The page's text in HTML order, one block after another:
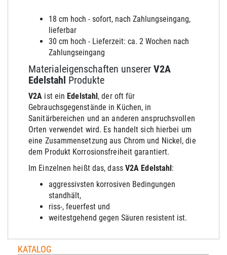
18 cm hoch - sofort, nach Zahlungseingang,
lieferbar
30 cm hoch - Lieferzeit: ca. 2 Wochen nach
Zahlungseingang
Materialeigenschaften unserer V2A
Edelstahl Produkte
V2A ist ein Edelstahl, der oft für
Gebrauchsgegenstände in Küchen, in
Sanitärbereichen und an anderen anspruchsvollen
Orten verwendet wird. Es handelt sich hierbei um
eine Zusammensetzung aus Chrom und Nickel, die
dem Produkt Korrosionsfreiheit garantiert.
Im Einzelnen heißt das, dass V2A Edelstahl:
aggressivsten korrosiven Bedingungen
standhält,
riss-, feuerfest und
weitestgehend gegen Säuren resistent ist.
KATALOG